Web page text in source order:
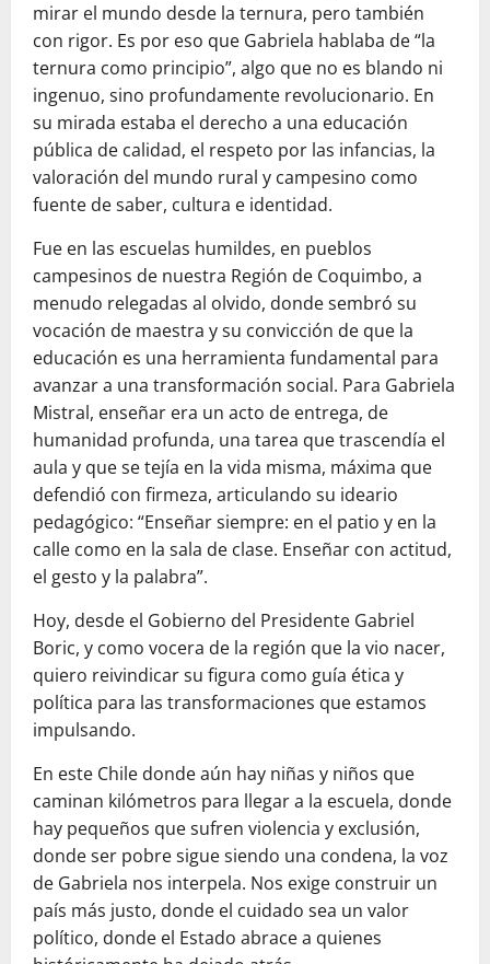
mirar el mundo desde la ternura, pero también
con rigor. Es por eso que Gabriela hablaba de “la
ternura como principio”, algo que no es blando ni
ingenuo, sino profundamente revolucionario. En
su mirada estaba el derecho a una educación
pública de calidad, el respeto por las infancias, la
valoración del mundo rural y campesino como
fuente de saber, cultura e identidad.
Fue en las escuelas humildes, en pueblos
campesinos de nuestra Región de Coquimbo, a
menudo relegadas al olvido, donde sembró su
vocación de maestra y su convicción de que la
educación es una herramienta fundamental para
avanzar a una transformación social. Para Gabriela
Mistral, enseñar era un acto de entrega, de
humanidad profunda, una tarea que trascendía el
aula y que se tejía en la vida misma, máxima que
defendió con firmeza, articulando su ideario
pedagógico: “Enseñar siempre: en el patio y en la
calle como en la sala de clase. Enseñar con actitud,
el gesto y la palabra”.
Hoy, desde el Gobierno del Presidente Gabriel
Boric, y como vocera de la región que la vio nacer,
quiero reivindicar su figura como guía ética y
política para las transformaciones que estamos
impulsando.
En este Chile donde aún hay niñas y niños que
caminan kilómetros para llegar a la escuela, donde
hay pequeños que sufren violencia y exclusión,
donde ser pobre sigue siendo una condena, la voz
de Gabriela nos interpela. Nos exige construir un
país más justo, donde el cuidado sea un valor
político, donde el Estado abrace a quienes